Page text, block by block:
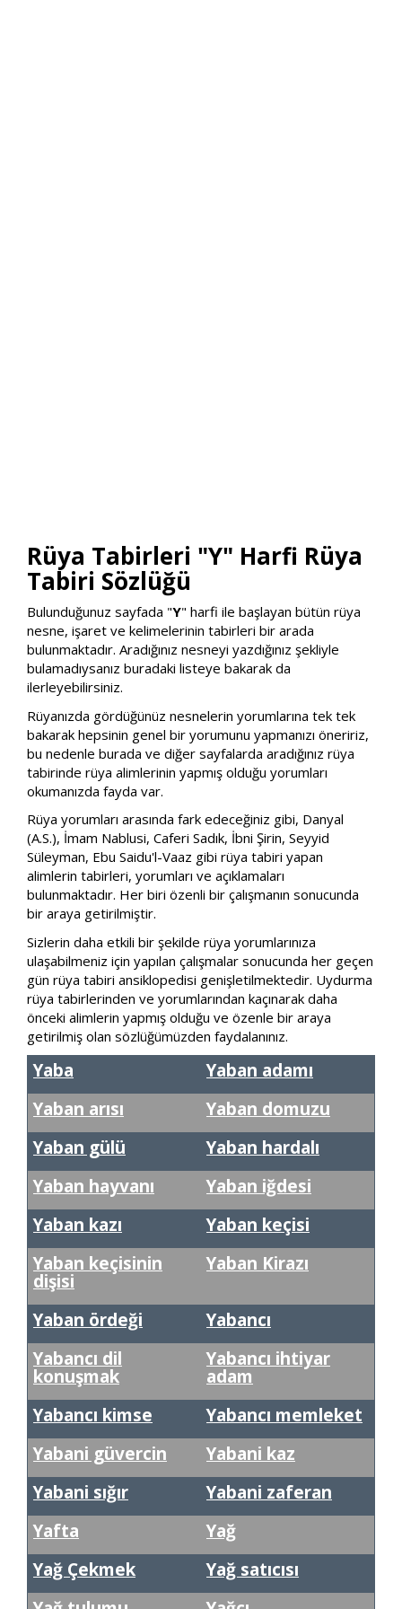
Rüya Tabirleri "Y" Harfi Rüya
Tabiri Sözlüğü
Bulunduğunuz sayfada "Y" harfi ile başlayan bütün rüya
nesne, işaret ve kelimelerinin tabirleri bir arada
bulunmaktadır. Aradığınız nesneyi yazdığınız şekliyle
bulamadıysanız buradaki listeye bakarak da
ilerleyebilirsiniz.
Rüyanızda gördüğünüz nesnelerin yorumlarına tek tek
bakarak hepsinin genel bir yorumunu yapmanızı öneririz,
bu nedenle burada ve diğer sayfalarda aradığınız rüya
tabirinde rüya alimlerinin yapmış olduğu yorumları
okumanızda fayda var.
Rüya yorumları arasında fark edeceğiniz gibi, Danyal
(A.S.), İmam Nablusi, Caferi Sadık, İbni Şirin, Seyyid
Süleyman, Ebu Saidu'l-Vaaz gibi rüya tabiri yapan
alimlerin tabirleri, yorumları ve açıklamaları
bulunmaktadır. Her biri özenli bir çalışmanın sonucunda
bir araya getirilmiştir.
Sizlerin daha etkili bir şekilde rüya yorumlarınıza
ulaşabilmeniz için yapılan çalışmalar sonucunda her geçen
gün rüya tabiri ansiklopedisi genişletilmektedir. Uydurma
rüya tabirlerinden ve yorumlarından kaçınarak daha
önceki alimlerin yapmış olduğu ve özenle bir araya
getirilmiş olan sözlüğümüzden faydalanınız.
Yaba
Yaban adamı
Yaban arısı
Yaban domuzu
Yaban gülü
Yaban hardalı
Yaban hayvanı
Yaban iğdesi
Yaban kazı
Yaban keçisi
Yaban keçisinin
dişisi
Yaban Kirazı
Yaban ördeği
Yabancı
Yabancı dil
konuşmak
Yabancı ihtiyar
adam
Yabancı kimse
Yabancı memleket
Yabani güvercin
Yabani kaz
Yabani sığır
Yabani zaferan
Yafta
Yağ
Yağ Çekmek
Yağ satıcısı